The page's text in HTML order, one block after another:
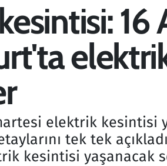
16
elektrik kesintisi
tek tek
kesintisi yaşanacak